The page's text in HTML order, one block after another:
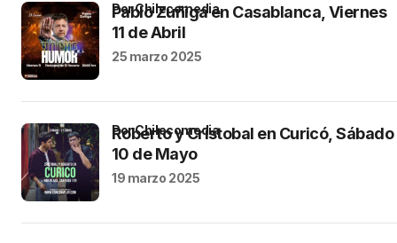
Pablo Zuñiga en Casablanca, Viernes
11 de Abril
por Chilecomedia
25 marzo 2025
Roberto y Cristobal en Curicó, Sábado
10 de Mayo
por Chilecomedia
19 marzo 2025